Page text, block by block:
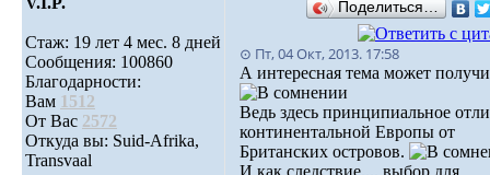
Стаж: 19 лет 4 мес. 8 дней
Сообщения: 100860
Благодарности:
Вам 1512
От Вас 2572
Откуда вы: Suid-Afrika,
Transvaal
Поделиться…
⊙ Пт, 04 Окт, 2013. 17:58
А интересная тема может
Ведь здесь принципиальное
континентальной Европы от
Британских островов.
И как следствие.... выбор для